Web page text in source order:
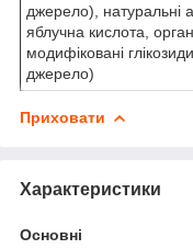
джерело), ​​натуральні
яблучна кислота,
модифіковані
джерело)
Приховати
Характеристики
Основні